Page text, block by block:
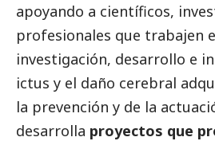
apoyando a científicos,
profesionales que trabajen
investigación, desarrollo e
ictus y el daño cerebral
la prevención y de la
desarrolla proyectos que